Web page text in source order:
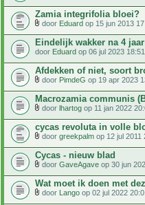
Zamia integrifolia bloei?
door Eduard op 15 jun 2013
Eindelijk wakker na 4
door Eduard op 06 jul 2023 18:51
Afdekken of niet, soort
door PimdeG op 19 apr 2023
Macrozamia communis
door lhartog op 11 jan 2022
cycas revoluta in volle
door greekpalm op 12 jul 2011
Cycas - nieuw blad
door GaveAgave op 30 jun
Wat moet ik doen met
door Lango op 02 jul 2022